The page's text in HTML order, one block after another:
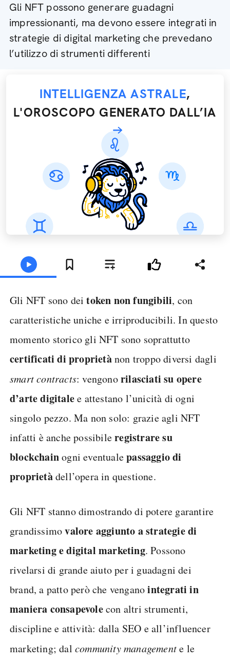
Gli NFT possono generare guadagni
impressionanti, ma devono essere integrati in
strategie di digital marketing che prevedano
l’utilizzo di strumenti differenti
INTELLIGENZA ASTRALE,
L'OROSCOPO GENERATO DALL’IA
Gli NFT sono deitoken non fungibili, con
caratteristiche uniche e irriproducibili. In questo
momento storico gli NFT sono soprattutto
certificati di proprietànon troppo diversi dagli
smart contracts: vengonorilasciati su opere
d’arte digitalee attestano l’unicità di ogni
singolo pezzo. Ma non solo: grazie agli NFT
infatti è anche possibileregistrare su
blockchainogni eventualepassaggio di
proprietàdell’opera in questione.
Gli NFT stanno dimostrando di potere garantire
grandissimovalore aggiunto a strategie di
marketing e digital marketing. Possono
rivelarsi di grande aiuto per i guadagni dei
brand, a patto però che venganointegrati in
maniera consapevolecon altri strumenti,
discipline e attività: dalla SEO e all’influencer
marketing; dal community managemente le